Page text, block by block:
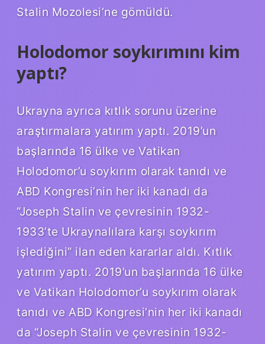
Stalin Mozolesi’ne gömüldü.
Holodomor soykırımını kim
yaptı?
Ukrayna ayrıca kıtlık sorunu üzerine
araştırmalara yatırım yaptı. 2019’un
başlarında 16 ülke ve Vatikan
Holodomor’u soykırım olarak tanıdı ve
ABD Kongresi’nin her iki kanadı da
“Joseph Stalin ve çevresinin 1932-
1933’te Ukraynalılara karşı soykırım
işlediğini” ilan eden kararlar aldı. Kıtlık
yatırım yaptı. 2019’un başlarında 16 ülke
ve Vatikan Holodomor’u soykırım olarak
tanıdı ve ABD Kongresi’nin her iki kanadı
da “Joseph Stalin ve çevresinin 1932-